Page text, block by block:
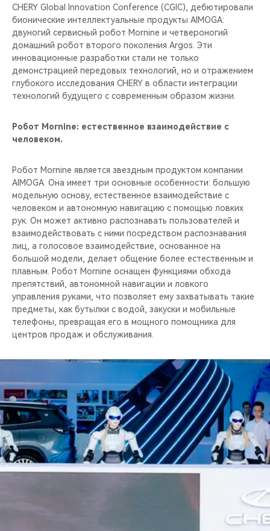
CHERY Global Innovation Conference (CGIC), дебютировали
бионические интеллектуальные продукты AIMOGA:
двуногий сервисный робот Mornine и четвероногий
домашний робот второго поколения Argos. Эти
инновационные разработки стали не только
демонстрацией передовых технологий, но и отражением
глубокого исследования CHERY в области интеграции
технологий будущего с современным образом жизни.
Робот Mornine: естественное взаимодействие с
человеком.
Робот Mornine является звездным продуктом компании
AIMOGA. Она имеет три основные особенности: большую
модельную основу, естественное взаимодействие с
человеком и автономную навигацию с помощью ловких
рук. Он может активно распознавать пользователей и
взаимодействовать с ними посредством распознавания
лиц, а голосовое взаимодействие, основанное на
большой модели, делает общение более естественным и
плавным. Робот Mornine оснащен функциями обхода
препятствий, автономной навигации и ловкого
управления руками, что позволяет ему захватывать такие
предметы, как бутылки с водой, закуски и мобильные
телефоны, превращая его в мощного помощника для
центров продаж и обслуживания.